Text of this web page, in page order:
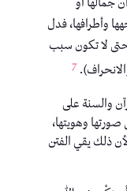
جمالها أو
وأطرافها، فدل
حتى لا تكون سبب
7
والسنة على
وهويتها،
لأن ذلك يقي الفتن